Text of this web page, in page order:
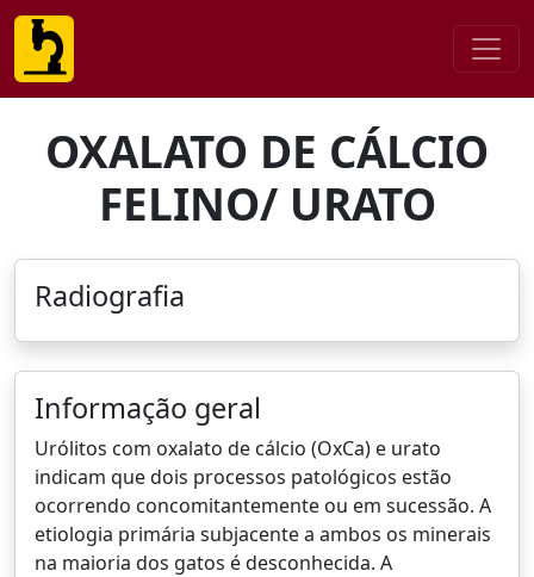
OXALATO DE CÁLCIO
FELINO/ URATO
Radiografia
Informação geral
Urólitos com oxalato de cálcio (OxCa) e urato
indicam que dois processos patológicos estão
ocorrendo concomitantemente ou em sucessão. A
etiologia primária subjacente a ambos os minerais
na maioria dos gatos é desconhecida. A